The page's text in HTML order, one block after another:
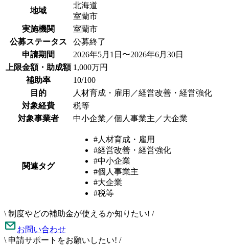
地域
北海道
室蘭市
実施機関
室蘭市
公募ステータス
公募終了
申請期間
2026年5月1日〜2026年6月30日
上限金額・助成額 1,000万円
補助率
10/100
目的
人材育成・雇用／経営改善・経営強化
対象経費
税等
対象事業者
中小企業／個人事業主／大企業
関連タグ
#人材育成・雇用
#経営改善・経営強化
#中小企業
#個人事業主
#大企業
#税等
\ 制度やどの補助金が使えるか知りたい! /
お問い合わせ
\ 申請サポートをお願いしたい! /